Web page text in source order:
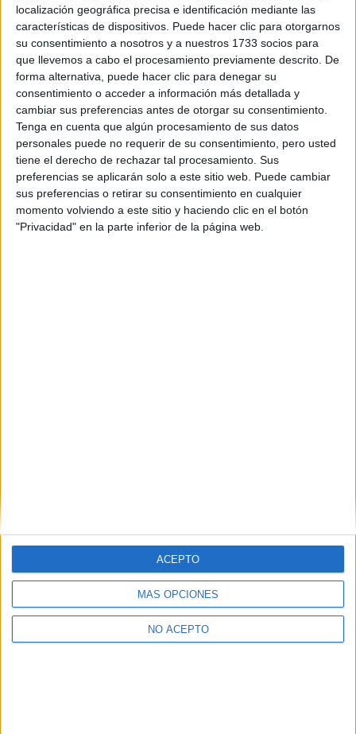
localización geográfica precisa e identificación mediante las
características de dispositivos. Puede hacer clic para otorgarnos
su consentimiento a nosotros y a nuestros 1733 socios para
que llevemos a cabo el procesamiento previamente descrito. De
forma alternativa, puede hacer clic para denegar su
consentimiento o acceder a información más detallada y
cambiar sus preferencias antes de otorgar su consentimiento.
Tenga en cuenta que algún procesamiento de sus datos
personales puede no requerir de su consentimiento, pero usted
tiene el derecho de rechazar tal procesamiento. Sus
preferencias se aplicarán solo a este sitio web. Puede cambiar
sus preferencias o retirar su consentimiento en cualquier
momento volviendo a este sitio y haciendo clic en el botón
"Privacidad" en la parte inferior de la página web.
MÁS OPCIONES
NO ACEPTO
ACEPTO
Contactar